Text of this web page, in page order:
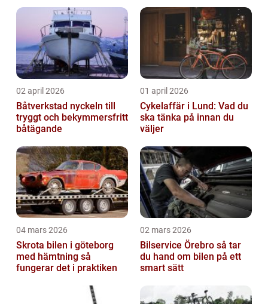
02 april 2026
Båtverkstad nyckeln till
tryggt och bekymmersfritt
båtägande
01 april 2026
Cykelaffär i Lund: Vad du
ska tänka på innan du
väljer
04 mars 2026
Skrota bilen i göteborg
med hämtning så
fungerar det i praktiken
02 mars 2026
Bilservice Örebro så tar
du hand om bilen på ett
smart sätt